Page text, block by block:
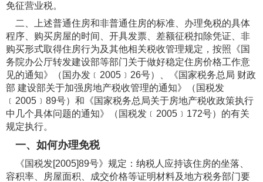
免征营业税。
二、上述普通住房和非普通住房的标准、办理免税的具体
程序、购买房屋的时间、开具发票、差额征税扣除凭证、非
购买形式取得住房行为及其他相关税收管理规定，按照《国
务院办公厅转发建设部等部门关于做好稳定住房价格工作意
见的通知》（国办发﹝2005﹞26号）、《国家税务总局 财政
部 建设部关于加强房地产税收管理的通知》（国税发
﹝2005﹞89号）和《国家税务总局关于房地产税收政策执行
中几个具体问题的通知》（国税发﹝2005﹞172号）的有关
规定执行。
一、如何办理免税
《国税发[2005]89号》规定：纳税人应持该住房的坐落、
容积率、房屋面积、成交价格等证明材料及地方税务部门要